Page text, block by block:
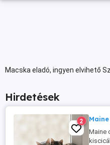
Macska eladó, ingyen elvihető
Hirdetések
2
Maine